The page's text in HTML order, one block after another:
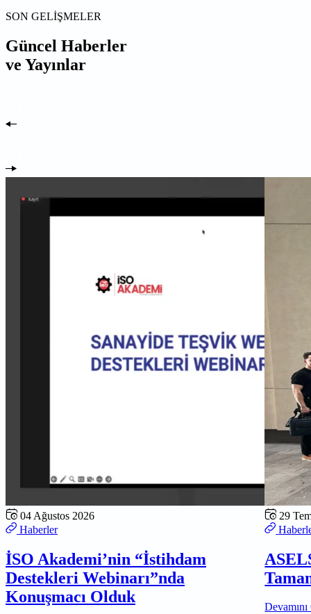
SON GELİŞMELER
Güncel Haberler
ve Yayınlar
04 Ağustos 2026
Haberler
İSO Akademi’nin “İstihdam
Destekleri Webinarı”nda
Konuşmacı Olduk
29